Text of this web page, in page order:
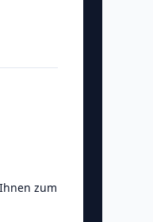
zum